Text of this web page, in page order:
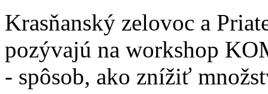
Krasňanský zelovoc a
pozývajú na workshop
- spôsob, ako znížiť